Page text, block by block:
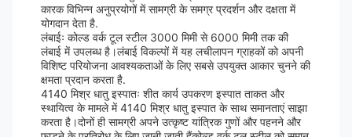
कारक विभिन्न अनुप्रयोगों में सामग्री के समग्र प्रदर्शन और दक्षता में
योगदान देता है.
लंबाईः कोल्ड वर्क टूल स्टील 3000 मिमी से 6000 मिमी तक की
लंबाई में उपलब्ध है।लंबाई विकल्पों में यह लचीलापन ग्राहकों को अपनी
विशिष्ट परियोजना आवश्यकताओं के लिए सबसे उपयुक्त आकार चुनने की
क्षमता प्रदान करता है.
4140 मिश्र धातु इस्पातः शीत कार्य उपकरण इस्पात ताकत और
स्थायित्व के मामले में 4140 मिश्र धातु इस्पात के साथ समानताएं साझा
करता है।दोनों ही सामग्री अपने उत्कृष्ट यांत्रिक गुणों और पहनने और